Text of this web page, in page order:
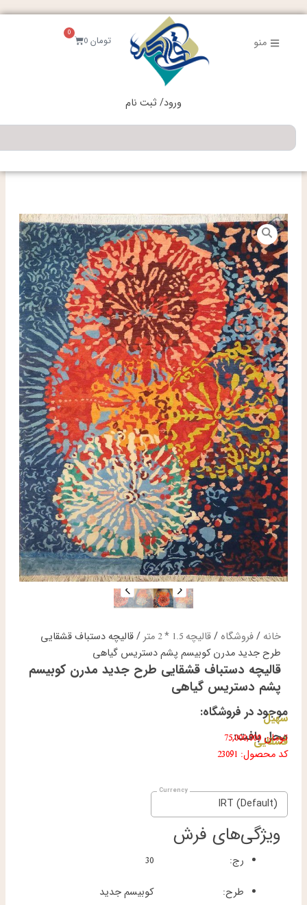
رفتن
منو تومان0
0
سبد
خرید
ورود/ ثبت نام
جستجو
خانه /فروشگاه/قالیچه 1.5 * 2 متر
/ قالیچه دستباف قشقایی
طرح جدید مدرن کوبیسم پشم دستریس گیاهی
قالیچه دستباف قشقایی طرح جدید مدرن کوبیسم
پشم دستریس گیاهی
موجود در فروشگاه:
سهیل
محل بافت:
قشقایی
تومان75,000,000
کد محصول: 23091
IRT (Default)
ویژگی‌های فرش
رج:
30
طرح:
کوبیسم جدید